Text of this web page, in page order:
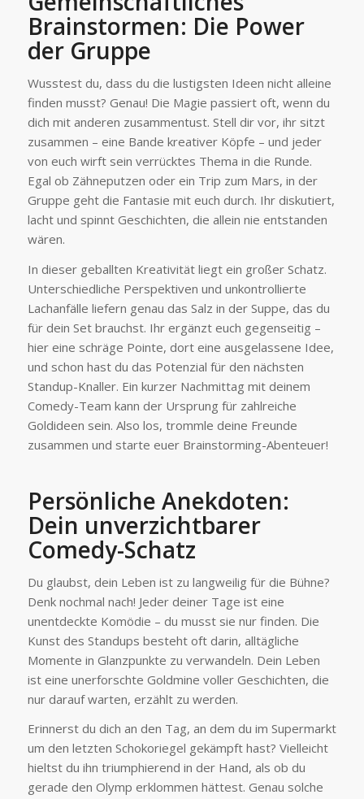
Brainstormen: Die Power
der Gruppe
Wusstest du, dass du die lustigsten Ideen nicht alleine
finden musst? Genau! Die Magie passiert oft, wenn du
dich mit anderen zusammentust. Stell dir vor, ihr sitzt
zusammen – eine Bande kreativer Köpfe – und jeder
von euch wirft sein verrücktes Thema in die Runde.
Egal ob Zähneputzen oder ein Trip zum Mars, in der
Gruppe geht die Fantasie mit euch durch. Ihr diskutiert,
lacht und spinnt Geschichten, die allein nie entstanden
wären.
In dieser geballten Kreativität liegt ein großer Schatz.
Unterschiedliche Perspektiven und unkontrollierte
Lachanfälle liefern genau das Salz in der Suppe, das du
für dein Set brauchst. Ihr ergänzt euch gegenseitig –
hier eine schräge Pointe, dort eine ausgelassene Idee,
und schon hast du das Potenzial für den nächsten
Standup-Knaller. Ein kurzer Nachmittag mit deinem
Comedy-Team kann der Ursprung für zahlreiche
Goldideen sein. Also los, trommle deine Freunde
zusammen und starte euer Brainstorming-Abenteuer!
Persönliche Anekdoten:
Dein unverzichtbarer
Comedy-Schatz
Du glaubst, dein Leben ist zu langweilig für die Bühne?
Denk nochmal nach! Jeder deiner Tage ist eine
unentdeckte Komödie – du musst sie nur finden. Die
Kunst des Standups besteht oft darin, alltägliche
Momente in Glanzpunkte zu verwandeln. Dein Leben
ist eine unerforschte Goldmine voller Geschichten, die
nur darauf warten, erzählt zu werden.
Erinnerst du dich an den Tag, an dem du im Supermarkt
um den letzten Schokoriegel gekämpft hast? Vielleicht
hieltst du ihn triumphierend in der Hand, als ob du
gerade den Olymp erklommen hättest. Genau solche